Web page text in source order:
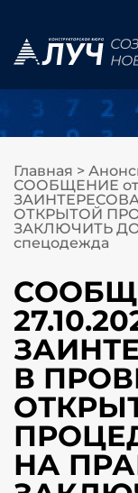
Главная >
СООБЩЕНИЕ от
ОТКРЫТОЙ
ЗАКЛЮЧИТЬ
спецодежда
В
НА